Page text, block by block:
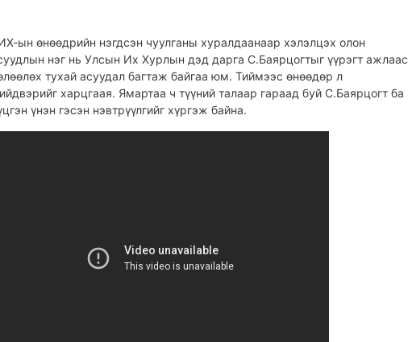
ын өнөөдрийн нэгдсэн чуулганы хуралдаанаар хэлэлцэх олон
нэг нь Улсын Их Хурлын дэд дарга С.Баярцогтыг үүрэгт ажлаас
тухай асуудал багтаж байгаа юм. Тиймээс өнөөдөр л
харцгаая. Ямартаа ч түүний талаар гараад буй С.Баярцогт ба
үнэн гэсэн нэвтрүүлгийг хүргэж байна.